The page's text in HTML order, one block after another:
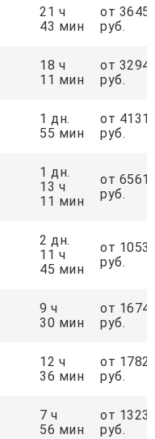
21 ч
43 мин
от
руб.
18 ч
11 мин
от
руб.
1 дн.
55 мин
от
руб.
1 дн.
13 ч
11 мин
от
руб.
2 дн.
11 ч
45 мин
от
руб.
9 ч
30 мин
от
руб.
12 ч
36 мин
от
руб.
7 ч
56 мин
от
руб.